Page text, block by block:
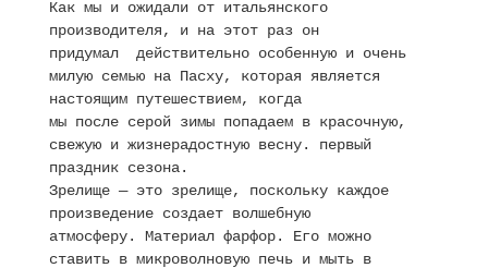
Как мы и ожидали от итальянского
производителя, и на этот раз он
придумал действительно особенную и очень
милую семью на Пасху, которая является
настоящим путешествием, когда
мы после серой зимы попадаем в красочную,
свежую и жизнерадостную весну. первый
праздник сезона.
Зрелище — это зрелище, поскольку каждое
произведение создает волшебную
атмосферу.
Материал фарфор. Его можно
ставить в микроволновую печь и мыть в